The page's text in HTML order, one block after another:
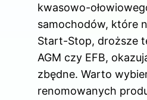
kwasowo-
samochodów, które
Start-Stop, droższe
AGM czy EFB,
zbędne. Warto
renomowanych